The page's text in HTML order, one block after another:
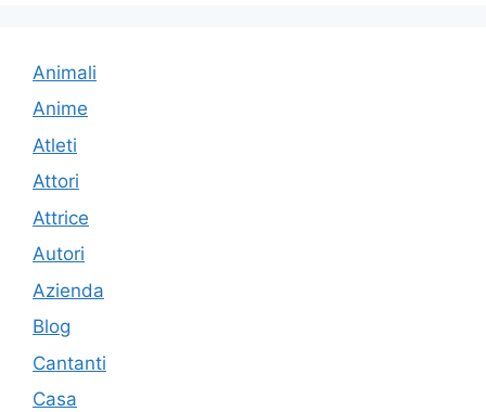
Animali
Anime
Atleti
Attori
Attrice
Autori
Azienda
Blog
Cantanti
Casa